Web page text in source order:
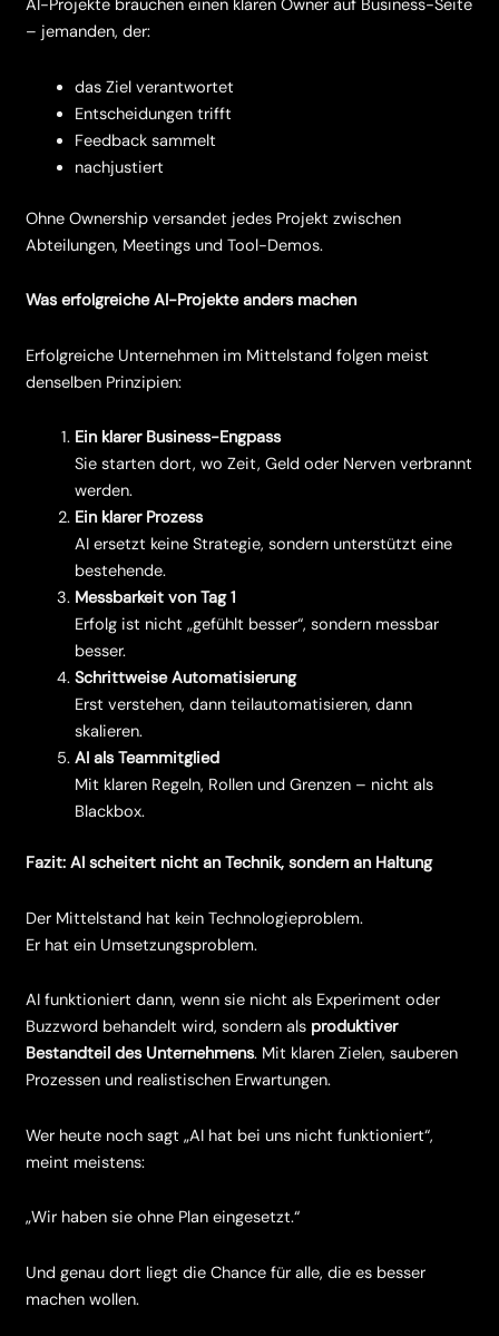
AI-Projekte brauchen einen klaren Owner auf Business-Seite
– jemanden, der:
das Ziel verantwortet
Entscheidungen trifft
Feedback sammelt
nachjustiert
Ohne Ownership versandet jedes Projekt zwischen
Abteilungen, Meetings und Tool-Demos.
Was erfolgreiche AI-Projekte anders machen
Erfolgreiche Unternehmen im Mittelstand folgen meist
denselben Prinzipien:
Ein klarer Business-Engpass
Sie starten dort, wo Zeit, Geld oder Nerven verbrannt
werden.
Ein klarer Prozess
AI ersetzt keine Strategie, sondern unterstützt eine
bestehende.
Messbarkeit von Tag 1
Erfolg ist nicht „gefühlt besser“, sondern messbar
besser.
Schrittweise Automatisierung
Erst verstehen, dann teilautomatisieren, dann
skalieren.
AI als Teammitglied
Mit klaren Regeln, Rollen und Grenzen – nicht als
Blackbox.
Fazit: AI scheitert nicht an Technik, sondern an Haltung
Der Mittelstand hat kein Technologieproblem.
Er hat ein Umsetzungsproblem.
AI funktioniert dann, wenn sie nicht als Experiment oder
Buzzword behandelt wird, sondern als produktiver
Bestandteil des Unternehmens. Mit klaren Zielen, sauberen
Prozessen und realistischen Erwartungen.
Wer heute noch sagt „AI hat bei uns nicht funktioniert“,
meint meistens:
„Wir haben sie ohne Plan eingesetzt.“
Und genau dort liegt die Chance für alle, die es besser
machen wollen.